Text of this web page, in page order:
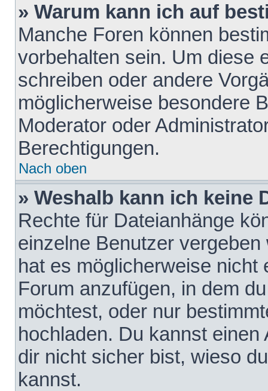
» Warum kann ich auf
Manche Foren können
vorbehalten sein. Um diese
schreiben oder andere
möglicherweise besondere
Moderator oder
Berechtigungen.
Nach oben
» Weshalb kann ich keine
Rechte für Dateianhänge
einzelne Benutzer
hat es möglicherweise nicht
Forum anzufügen, in dem
möchtest, oder nur
hochladen. Du kannst
dir nicht sicher bist, wieso
kannst.